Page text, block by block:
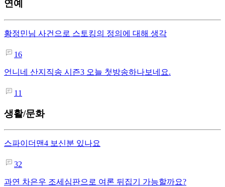
연예
황정민님 사건으로 스토킹의 정의에 대해 생각
16
언니네 산지직송 시즌3 오늘 첫방송하나보네요.
11
생활/문화
스파이더맨4 보신분 있나요
32
과연 차은우 조세심판으로 여론 뒤집기 가능할까요?